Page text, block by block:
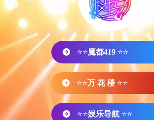
⭐⭐魔都419 ⭐⭐
⭐⭐万 花 楼 ⭐⭐
⭐⭐娱乐导航 ⭐⭐